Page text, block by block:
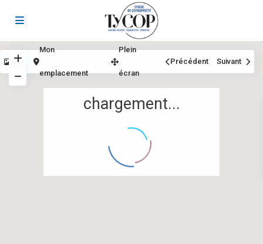
chargement...
Vue
Mon
emplacement
Plein
écran
Précédent Suivant